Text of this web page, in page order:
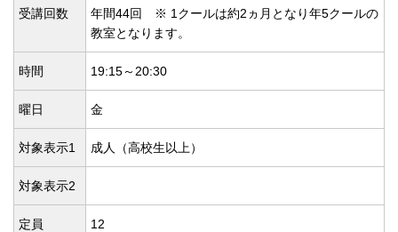
受講回数
年間44回 ※ 1クールは約2ヵ月となり年5クールの
教室となります。
時間 19:15～20:30
曜日 金
対象表示1 成人（高校生以上）
対象表示2
定員 12